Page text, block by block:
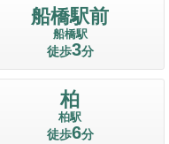
船橋駅前
船橋駅
徒歩3分
柏
柏駅
徒歩6分